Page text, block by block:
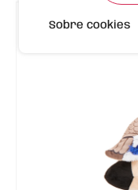
Sobre cookies